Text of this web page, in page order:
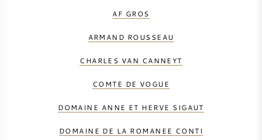
AF GROS
ARMAND ROUSSEAU
CHARLES VAN CANNEYT
COMTE DE VOGUE
DOMAINE ANNE ET HERVE SIGAUT
DOMAINE DE LA ROMANEE CONTI